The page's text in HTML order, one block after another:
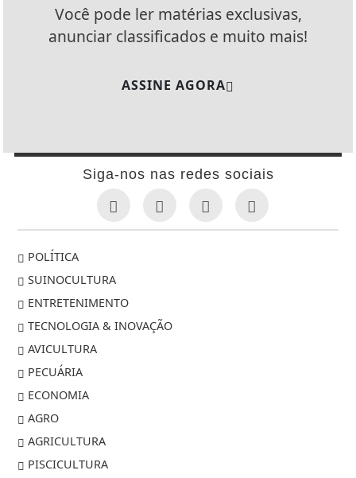
Você pode ler matérias exclusivas,
anunciar classificados e muito mais!
ASSINE AGORA
Siga-nos nas redes sociais
POLÍTICA
SUINOCULTURA
ENTRETENIMENTO
TECNOLOGIA & INOVAÇÃO
AVICULTURA
PECUÁRIA
ECONOMIA
AGRO
AGRICULTURA
PISCICULTURA